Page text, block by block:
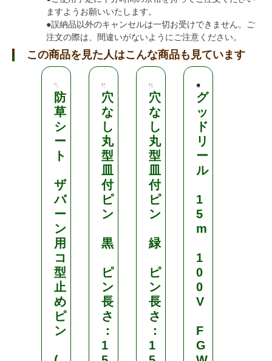
ますようお願いいたします。
●誤納品以外のキャンセルは一切お受けできません。ご
注文の際は、間違いがないようにご注意ください。
この商品を見た人はこんな商品も見ています
防
草
シ
ー
ト
ザ
バ
ー
ン
用
コ
型
止
め
ピ
ン
穴
な
し
丸
型
皿
付
ピ
ン
黒
ピ
ン
長
さ
：
1
穴
な
し
丸
型
皿
付
ピ
ン
緑
ピ
ン
長
さ
：
1
グ
ッ
ド
リ
ー
ル
1
5
m
1
0
0
V
F
G